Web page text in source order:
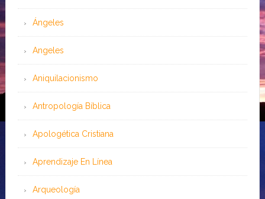
Ángeles
Angeles
Aniquilacionismo
Antropología Bíblica
Apologética Cristiana
Aprendizaje En Línea
Arqueología